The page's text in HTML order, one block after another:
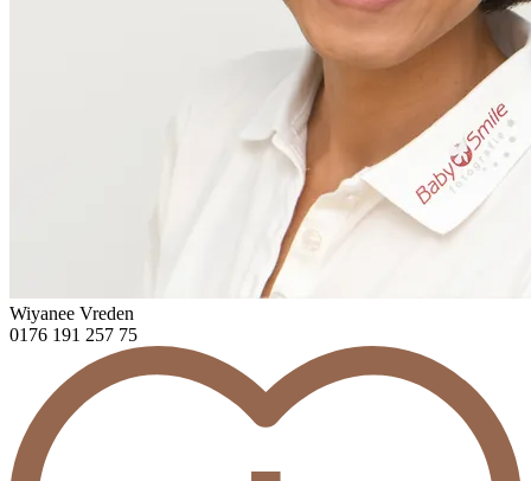
Wiyanee Vreden
0176 191 257 75